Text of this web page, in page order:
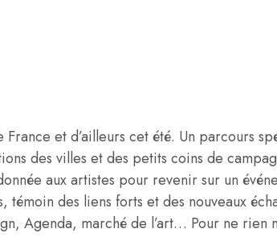
France et d’ailleurs cet été. Un parcours
des villes et des petits coins de
aux artistes pour revenir sur un
des liens forts et des nouveaux
Agenda, marché de l’art… Pour ne rien